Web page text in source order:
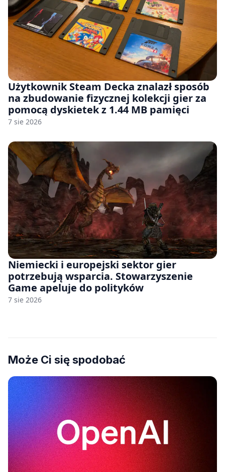
Użytkownik Steam Decka znalazł sposób
na zbudowanie fizycznej kolekcji gier za
pomocą dyskietek z 1.44 MB pamięci
7 sie 2026
Niemiecki i europejski sektor gier
potrzebują wsparcia. Stowarzyszenie
Game apeluje do polityków
7 sie 2026
Może Ci się spodobać